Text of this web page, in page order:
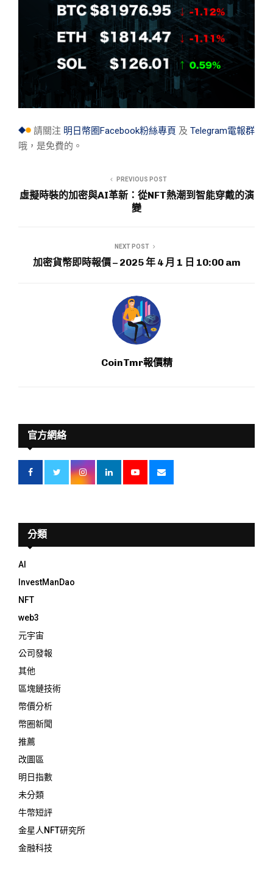
請關注 明日幣圈Facebook粉絲專頁 及 Telegram電報群
哦，是免費的。
PREVIOUS POST
虛擬時裝的加密與AI革新：從NFT熱潮到智能穿戴的演
變
NEXT POST
加密貨幣即時報價 – 2025 年 4 月 1 日 10:00 am
CoinTmr報價精
官方網絡
分類
AI
InvestManDao
NFT
web3
元宇宙
公司發報
其他
區塊鏈技術
幣價分析
幣圈新聞
推薦
改圖區
明日指數
未分類
牛幣短評
金星人NFT研究所
金融科技